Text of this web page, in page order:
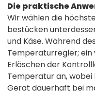
Die praktische
Wir wählen die
bestücken
und Käse. Während
Temperaturregler; ein
Erlöschen der
Temperatur an, wobei
Gerät dauerhaft bei